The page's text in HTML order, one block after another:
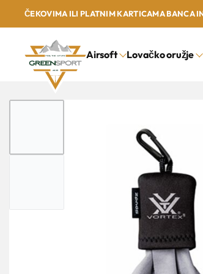
ČEKOVIMA ILI PLATNIM KARTICAMA BANCA
Airsoft Lovačko oružje